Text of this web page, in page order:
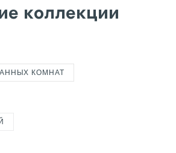
коллекции
КОМНАТ